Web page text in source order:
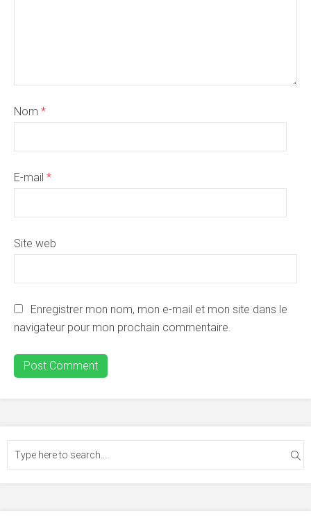
Nom *
E-mail *
Site web
Enregistrer mon nom, mon e-mail et mon site dans le
navigateur pour mon prochain commentaire.